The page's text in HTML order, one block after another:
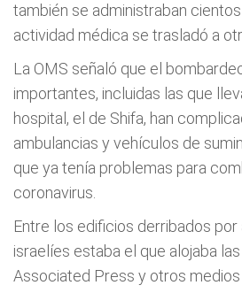
también se administraban
actividad médica se trasladó a
La OMS señaló que el
importantes, incluidas las que
hospital, el de Shifa, han
ambulancias y vehículos de
que ya tenía problemas para
coronavirus.
Entre los edificios derribados
israelíes estaba el que alojaba
Associated Press y otros medios